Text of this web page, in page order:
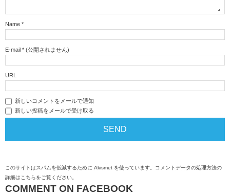
Name *
E-mail * (公開されません)
URL
新しいコメントをメールで通知
新しい投稿をメールで受け取る
このサイトはスパムを低減するために Akismet を使っています。 コメントデータの処理方法の
詳細はこちらをご覧ください
COMMENT ON FACEBOOK